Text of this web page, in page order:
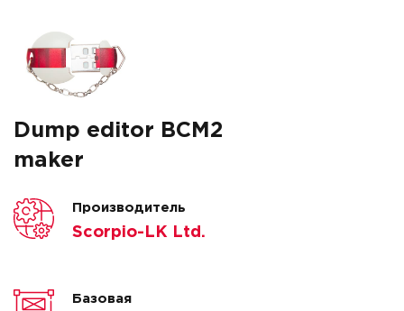
Dump editor BCM2
maker
Производитель
Scorpio-LK Ltd.
Базовая